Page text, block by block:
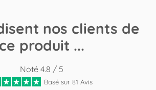
nos clients de
ce produit ...
Noté 4.8 / 5
Basé sur 81 Avis